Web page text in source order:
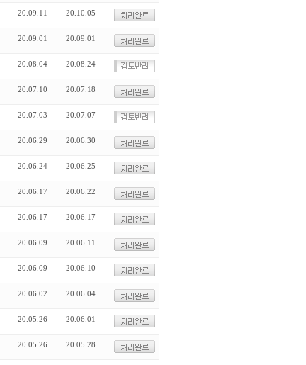
20.09.11 20.10.05
20.09.01 20.09.01
20.08.04 20.08.24
20.07.10 20.07.18
20.07.03 20.07.07
20.06.29 20.06.30
20.06.24 20.06.25
20.06.17 20.06.22
20.06.17 20.06.17
20.06.09 20.06.11
20.06.09 20.06.10
20.06.02 20.06.04
20.05.26 20.06.01
20.05.26 20.05.28